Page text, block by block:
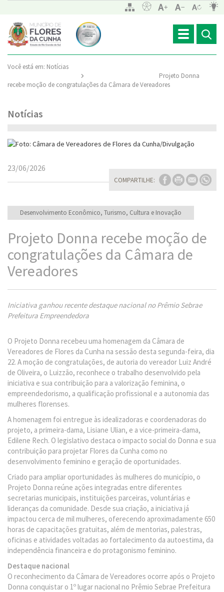
Toggle
navigation
Você está em: Notícias
Projeto Donna
recebe moção de congratulações da Câmara de Vereadores
Notícias
COMPARTILHE:
23/06/2026
Desenvolvimento Econômico, Turismo, Cultura e Inovação
Projeto Donna recebe moção de
congratulações da Câmara de
Vereadores
Iniciativa ganhou recente destaque nacional no Prêmio Sebrae
Prefeitura Empreendedora
O Projeto Donna recebeu uma homenagem da Câmara de
Vereadores de Flores da Cunha na sessão desta segunda-feira, dia
22. A moção de congratulações, de autoria do vereador Luiz André
de Oliveira, o Luizzão, reconhece o trabalho desenvolvido pela
iniciativa e sua contribuição para a valorização feminina, o
empreendedorismo, a qualificação profissional e a autonomia das
mulheres florenses.
A homenagem foi entregue às idealizadoras e coordenadoras do
projeto, a primeira-dama, Lisiane Ulian, e a vice-primeira-dama,
Edilene Rech. O legislativo destaca o impacto social do Donna e sua
contribuição para projetar Flores da Cunha como no
desenvolvimento feminino e geração de oportunidades.
Criado para ampliar oportunidades às mulheres do município, o
Projeto Donna reúne ações integradas entre diferentes
secretarias municipais, instituições parceiras, voluntárias e
lideranças da comunidade. Desde sua criação, a iniciativa já
impactou cerca de mil mulheres, oferecendo aproximadamente 650
horas de capacitações gratuitas, além de mentorias, palestras,
oficinas e atividades voltadas ao fortalecimento da autoestima, da
independência financeira e do protagonismo feminino.
Destaque nacional
O reconhecimento da Câmara de Vereadores ocorre após o Projeto
Donna conquistar o 1º lugar nacional no Prêmio Sebrae Prefeitura